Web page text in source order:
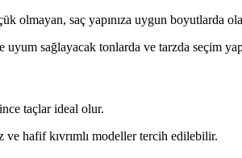
olmayan, saç yapınıza uygun boyutlarda
uyum sağlayacak tonlarda ve tarzda seçim
taçlar ideal olur.
ve hafif kıvrımlı modeller tercih edilebilir.